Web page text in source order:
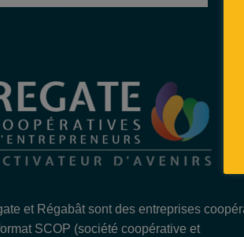
et Régabât sont des entreprises
SCOP (société coopérative et